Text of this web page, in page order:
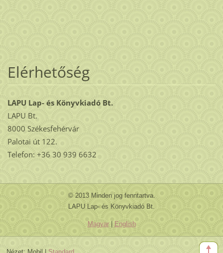
Elérhetőség
LAPU Lap- és Könyvkiadó Bt.
LAPU Bt.
8000 Székesfehérvár
Palotai út 122.
Telefon: +36 30 939 6632
© 2013 Minden jog fenntartva.
LAPU Lap- és Könyvkiadó Bt.
Magyar| English